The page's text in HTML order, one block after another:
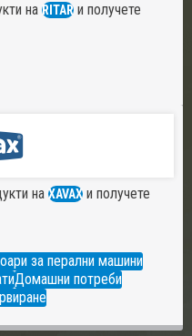
на RITAR и получете
на XAVAX и получете
за перални машини
Домашни потреби